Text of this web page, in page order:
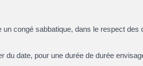
congé sabbatique, dans le respect des
du date, pour une durée de durée